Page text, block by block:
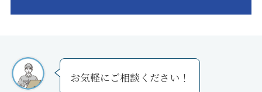
お気軽にご相談ください！